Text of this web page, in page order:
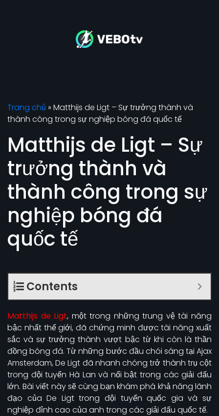
Trang chủ » Matthijs de Ligt – Sự trưởng thành và
thành công trong sự nghiệp bóng đá quốc tế
Matthijs de Ligt – Sự
trưởng thành và
thành công trong sự
nghiệp bóng đá
quốc tế
Contents
Matthijs de Ligt, một trong những trung vệ tài năng
bậc nhất thế giới, đã chứng minh được tài năng xuất
sắc và sự trưởng thành vượt bậc từ khi còn là thần
đồng bóng đá. Từ những bước đầu chói sáng tại Ajax
Amsterdam, De Ligt đã nhanh chóng trở thành trụ cột
trong đội tuyển Hà Lan và nổi bật trong các giải đấu
lớn. Bài viết này sẽ cùng bạn khám phá khả năng lãnh
đạo của De Ligt trong đội tuyển quốc gia và sự
nghiệp đỉnh cao của anh trong các giải đấu quốc tế.